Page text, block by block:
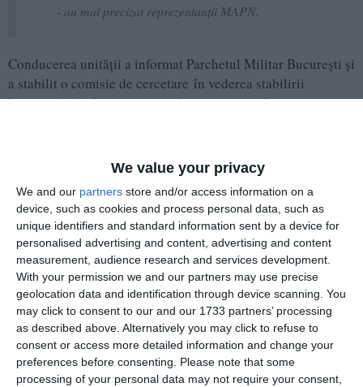
We value your privacy
We and our partners store and/or access information on a
device, such as cookies and process personal data, such as
unique identifiers and standard information sent by a device for
personalised advertising and content, advertising and content
measurement, audience research and services development.
With your permission we and our partners may use precise
geolocation data and identification through device scanning. You
may click to consent to our and our 1733 partners’ processing
as described above. Alternatively you may click to refuse to
consent or access more detailed information and change your
preferences before consenting.
Please note that some
processing of your personal data may not require your consent,
- au mai precizat reprezentanții MAPN.
Conducerea unității a informat Parchetul Militar București și
a stabilit o comisie de cercetare în vederea stabilirii
împrejurărilor în care s-a produs evenimentul.
Urmărește-ne pe Google News
Urmărește-ne pe Whatsapp
Ti-a placut articolul?